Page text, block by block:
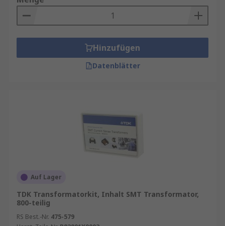
Hinzufügen
Datenblätter
Auf Lager
TDK Transformatorkit, Inhalt SMT Transformator,
800-teilig
RS Best.-Nr. 475-579